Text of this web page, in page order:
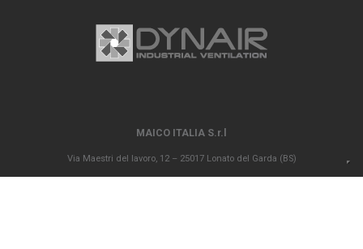
MAICO ITALIA S.r.l
Via Maestri del lavoro, 12 – 25017 Lonato del Garda (BS)